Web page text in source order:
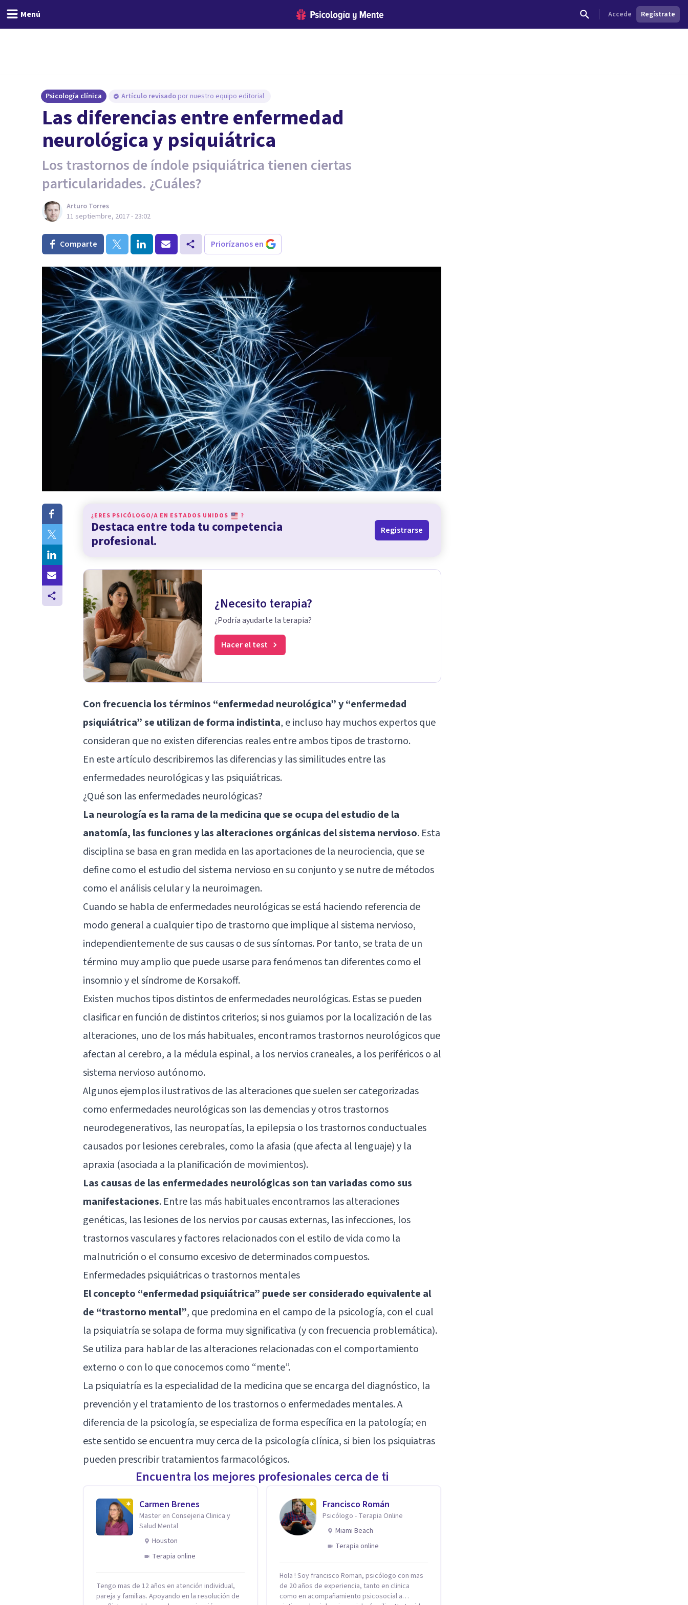
Menú Accede Regístrate
Psicología clínica Artículo revisado por nuestro equipo editorial
Las diferencias entre enfermedad
neurológica y psiquiátrica
Los trastornos de índole psiquiátrica tienen ciertas
particularidades. ¿Cuáles?
Arturo Torres
11 septiembre, 2017 - 23:02
Comparte Priorízanos en
¿ERES PSICÓLOGO/A EN ESTADOS UNIDOS ?
Destaca entre toda tu competencia
profesional.
Registrarse
¿Necesito terapia?
¿Podría ayudarte la terapia?
Hacer el test
Con frecuencia los términos “enfermedad neurológica” y “enfermedad
psiquiátrica” se utilizan de forma indistinta, e incluso hay muchos expertos que
consideran que no existen diferencias reales entre ambos tipos de trastorno.
En este artículo describiremos las diferencias y las similitudes entre las
enfermedades neurológicas y las psiquiátricas.
¿Qué son las enfermedades neurológicas?
La neurología es la rama de la medicina que se ocupa del estudio de la
anatomía, las funciones y las alteraciones orgánicas del sistema nervioso. Esta
disciplina se basa en gran medida en las aportaciones de la neurociencia, que se
define como el estudio del sistema nervioso en su conjunto y se nutre de métodos
como el análisis celular y la neuroimagen.
Cuando se habla de enfermedades neurológicas se está haciendo referencia de
modo general a cualquier tipo de trastorno que implique al sistema nervioso,
independientemente de sus causas o de sus síntomas. Por tanto, se trata de un
término muy amplio que puede usarse para fenómenos tan diferentes como el
insomnioy elsíndrome de Korsakoff.
Existen muchos tipos distintos deenfermedades neurológicas. Estas se pueden
clasificar en función de distintos criterios; si nos guiamos por la localización de las
alteraciones, uno de los más habituales, encontramos trastornos neurológicos que
afectan al cerebro, a la médula espinal, a los nervios craneales, a los periféricos o al
sistema nervioso autónomo.
Algunos ejemplos ilustrativos de las alteraciones que suelen ser categorizadas
como enfermedades neurológicas son las demencias y otros trastornos
neurodegenerativos, las neuropatías, la epilepsia o los trastornos conductuales
causados por lesiones cerebrales, como la afasia (que afecta al lenguaje) y la
apraxia (asociada a la planificación de movimientos).
Las causas de las enfermedades neurológicas son tan variadas como sus
manifestaciones. Entre las más habituales encontramos las alteraciones
genéticas, las lesiones de los nervios por causas externas, las infecciones, los
trastornos vasculares y factores relacionados con el estilo de vida como la
malnutrición o el consumo excesivo de determinados compuestos.
Enfermedades psiquiátricas o trastornos mentales
El concepto “enfermedad psiquiátrica” puede ser considerado equivalente al
de “trastorno mental”, que predomina en el campo de la psicología, con el cual
la psiquiatría se solapa de forma muy significativa (y con frecuencia problemática).
Se utiliza para hablar de las alteraciones relacionadas con el comportamiento
externo o con lo que conocemos como “mente”.
La psiquiatría es la especialidad de la medicina que se encarga del diagnóstico, la
prevención y el tratamiento de los trastornos o enfermedades mentales. A
diferencia de la psicología, se especializa de forma específica en la patología; en
este sentido se encuentra muy cerca de la psicología clínica, si bien los psiquiatras
pueden prescribir tratamientos farmacológicos.
Encuentra los mejores profesionales cerca de ti
Carmen Brenes
Master en Consejeria Clinica y
Salud Mental
Houston
Terapia online
Tengo mas de 12 años en atención individual,
pareja y familias. Apoyando en la resolución de
Francisco Román
Psicólogo - Terapia Online
Miami Beach
Terapia online
Hola ! Soy francisco Roman, psicólogo con mas
de 20 años de experiencia, tanto en clinica
como en acompañamiento psicosocial a